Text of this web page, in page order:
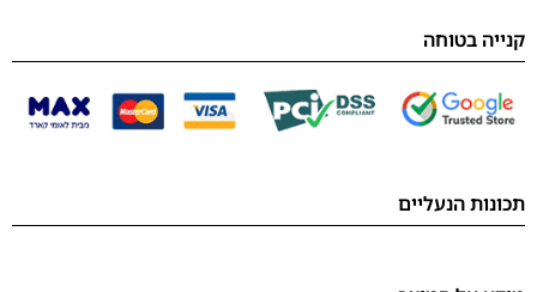
קנייה בטוחה
תכונות הנעליים